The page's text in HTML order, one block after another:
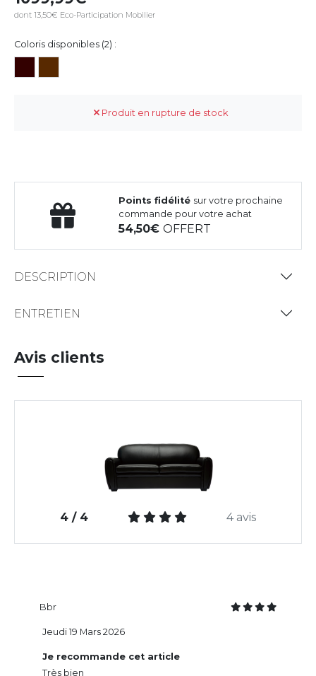
dont 13,50€ Eco-Participation Mobilier
Coloris disponibles (2) :
Produit en rupture de stock
Points fidélité sur votre prochaine
commande pour votre achat
54,50OFFERT
DESCRIPTION
ENTRETIEN
Avis clients
4 / 4 4 avis
Bbr
Je recommande cet article
Très bien
Jeudi 19 Mars 2026